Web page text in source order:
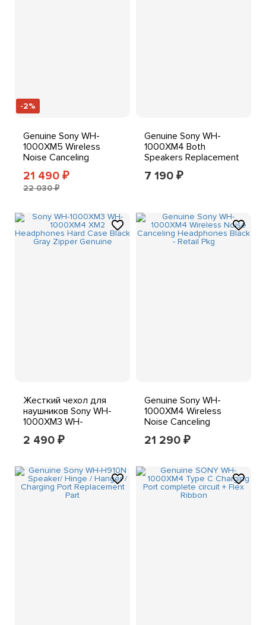
-2%
Genuine Sony WH-
1000XM5 Wireless
Noise Canceling
Bluetooth Headphones
READ DESC
21 490 ₽
22 030 ₽
Genuine Sony WH-
1000XM4 Both
Speakers Replacement
Original OEM Repair
Part Black
7 190 ₽
Жесткий чехол для
наушников Sony WH-
1000XM3 WH-
1000XM4 XM2 Черный,
серый, на молнии,
2 490 ₽
Genuine Sony WH-
1000XM4 Wireless
Noise Canceling
Headphones Black -
Retail Pkg
21 290 ₽